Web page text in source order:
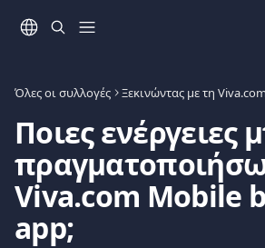
Όλες οι συλλογές Ξεκινώντας με τη Viva.com
Ποιες ενέργειες
Viva.com Mobile
app;